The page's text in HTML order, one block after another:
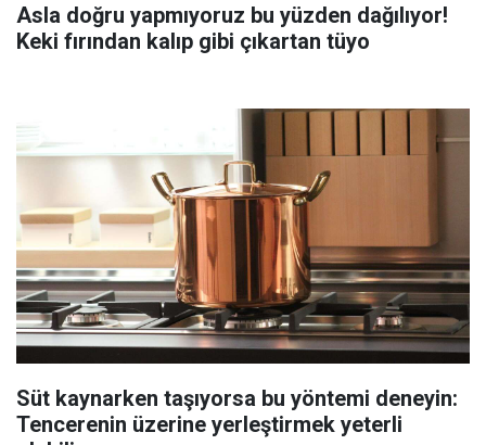
Asla doğru yapmıyoruz bu yüzden dağılıyor!
Keki fırından kalıp gibi çıkartan tüyo
Süt kaynarken taşıyorsa bu yöntemi deneyin:
Tencerenin üzerine yerleştirmek yeterli